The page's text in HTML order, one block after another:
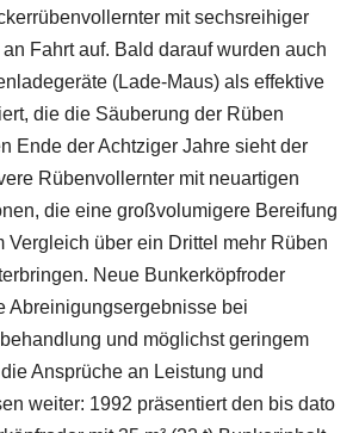
mit sechsreihiger
Fahrt auf. Bald darauf wurden auch
(Lade-Maus) als effektive
die die Säuberung der Rüben
Ende der Achtziger Jahre sieht der
Rübenvollernter mit neuartigen
die eine großvolumigere Bereifung
Vergleich über ein Drittel mehr Rüben
Neue Bunkerköpfroder
Abreinigungsergebnisse bei
und möglichst geringem
Ansprüche an Leistung und
weiter: 1992 präsentiert den bis dato